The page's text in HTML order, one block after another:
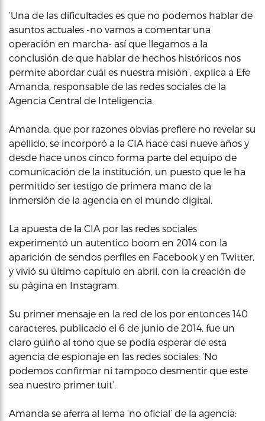
‘Una de las dificultades es que no podemos hablar de
asuntos actuales -no vamos a comentar una
operación en marcha- así que llegamos a la
conclusión de que hablar de hechos históricos nos
permite abordar cuál es nuestra misión’, explica a Efe
Amanda, responsable de las redes sociales de la
Agencia Central de Inteligencia.
Amanda, que por razones obvias prefiere no revelar su
apellido, se incorporó a la CIA hace casi nueve años y
desde hace unos cinco forma parte del equipo de
comunicación de la institución, un puesto que le ha
permitido ser testigo de primera mano de la
inmersión de la agencia en el mundo digital.
La apuesta de la CIA por las redes sociales
experimentó un autentico boom en 2014 con la
aparición de sendos perfiles en Facebook y en Twitter,
y vivió su último capítulo en abril, con la creación de
su página en Instagram.
Su primer mensaje en la red de los por entonces 140
caracteres, publicado el 6 de junio de 2014, fue un
claro guiño al tono que se podía esperar de esta
agencia de espionaje en las redes sociales: ‘No
podemos confirmar ni tampoco desmentir que este
sea nuestro primer tuit’.
Amanda se aferra al lema ‘no oficial’ de la agencia: